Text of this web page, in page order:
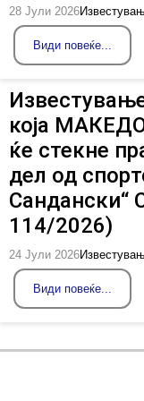
28 Јули 2026
Види повеќе...
која
ќе стекне
дел од
Сандански“
114/2026)
24 Јули 2026
Види повеќе...